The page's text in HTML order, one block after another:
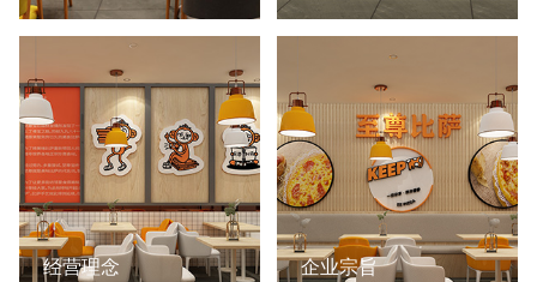
经营理念 企业宗旨